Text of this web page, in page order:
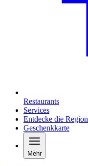
Restaurants
Services
Entdecke die Region
Geschenkkarte
Mehr